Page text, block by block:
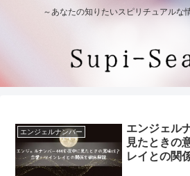
～あなたの知りたいスピリチュアルな
エンジェルナンバー
エンジェル
見たときの
レイとの関